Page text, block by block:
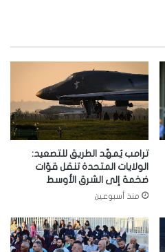
ترامب يُمهّد الطريق للتصعيد:
الولايات المتحدة تنقل قوّات
ضخمة إلى الشرق الأوسط
منذ أسبوعين